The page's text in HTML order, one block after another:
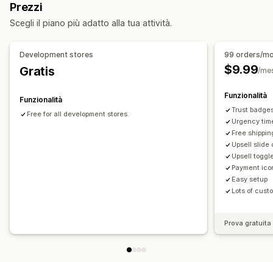
Upselling
Spedizione gratuita
Omaggi
Prezzi
Scegli il piano più adatto alla tua attività.
Development stores
Gratis
Funzionalità
Free for all development stores.
99 orders/
$9.99/
Funzionalità
Trust
Urgency
Free
Upsell slide
Upsell
Payment
Easy setup
Lots of
Prova